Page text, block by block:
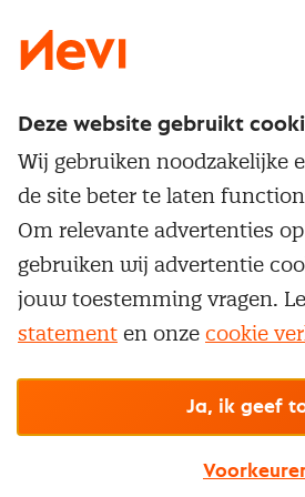
Deze website gebruikt
Wij gebruiken noodzakelijke
de site beter te laten
Om relevante advertenties
gebruiken wij advertentie
jouw toestemming vragen.
statement en onze cookie
Ja, ik geef